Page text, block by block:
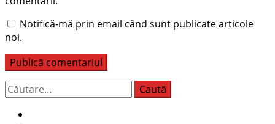
Notifică-mă prin email când sunt publicate articole
noi.
Caută
după: